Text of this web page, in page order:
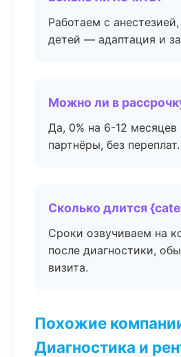
Работаем с
детей — адаптация и
Можно ли в
Да, 0% на 6-12 месяцев
партнёры, без переплат.
Сколько длится
Сроки озвучиваем на
после диагностики,
визита.
Похожие
Диагностика и